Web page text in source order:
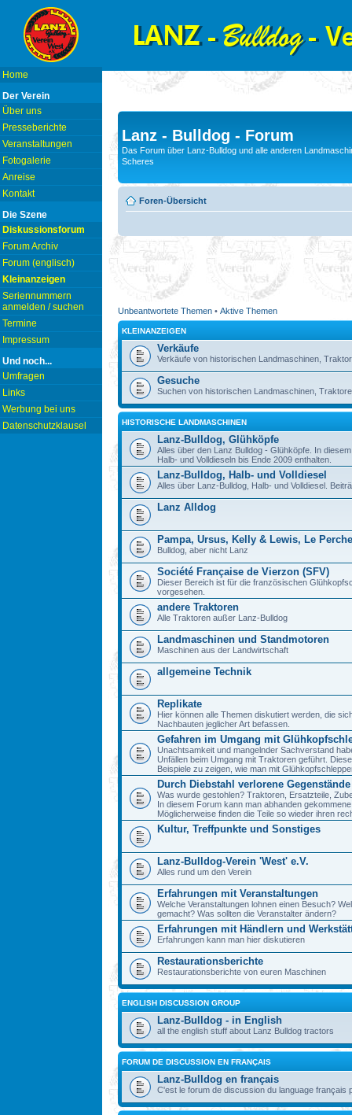
Home
Der Verein
Über uns
Presseberichte
Veranstaltungen
Fotogalerie
Anreise
Kontakt
Die Szene
Diskussionsforum
Forum Archiv
Forum (englisch)
Kleinanzeigen
Seriennummern
anmelden / suchen
Termine
Impressum
Und noch...
Umfragen
Links
Werbung bei uns
Datenschutzklausel
Lanz - Bulldog - Forum
Das Forum über Lanz-Bulldog und alle anderen
Scheres
Foren-Übersicht
Unbeantwortete Themen • Aktive Themen
KLEINANZEIGEN
Verkäufe
Verkäufe von historischen Landmaschinen,
Gesuche
Suchen von historischen Landmaschinen,
HISTORISCHE LANDMASCHINEN
Lanz-Bulldog, Glühköpfe
Alles über den Lanz Bulldog - Glühköpfe. In
Halb- und Volldieseln bis Ende 2009 enthalten.
Lanz-Bulldog, Halb- und Volldiesel
Alles über Lanz-Bulldog, Halb- und Volldiesel.
Lanz Alldog
Pampa, Ursus, Kelly & Lewis, Le
Bulldog, aber nicht Lanz
Société Française de Vierzon (SFV)
Dieser Bereich ist für die französischen
vorgesehen.
andere Traktoren
Alle Traktoren außer Lanz-Bulldog
Landmaschinen und Standmotoren
Maschinen aus der Landwirtschaft
allgemeine Technik
Replikate
Hier können alle Themen diskutiert werden, die
Nachbauten jeglicher Art befassen.
Gefahren im Umgang mit
Unachtsamkeit und mangelnder Sachverstand
Unfällen beim Umgang mit Traktoren geführt.
Beispiele zu zeigen, wie man mit
Durch Diebstahl verlorene Gegenstände
Was wurde gestohlen? Traktoren, Ersatzteile,
In diesem Forum kann man abhanden
Möglicherweise finden die Teile so wieder ihren
Kultur, Treffpunkte und Sonstiges
Lanz-Bulldog-Verein 'West' e.V.
Alles rund um den Verein
Erfahrungen mit Veranstaltungen
Welche Veranstaltungen lohnen einen Besuch?
gemacht? Was sollten die Veranstalter ändern?
Erfahrungen mit Händlern und
Erfahrungen kann man hier diskutieren
Restaurationsberichte
Restaurationsberichte von euren Maschinen
ENGLISH DISCUSSION GROUP
Lanz-Bulldog - in English
all the english stuff about Lanz Bulldog tractors
FORUM DE DISCUSSION EN FRANÇAIS
Lanz-Bulldog en français
C'est le forum de discussion du language français